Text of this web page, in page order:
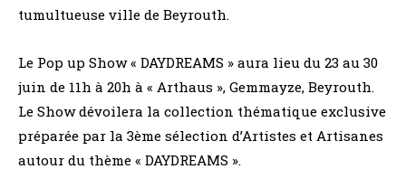
tumultueuse ville de Beyrouth.
Le Pop up Show « DAYDREAMS » aura lieu du 23 au 30
juin de 11h à 20h à « Arthaus », Gemmayze, Beyrouth.
Le Show dévoilera la collection thématique exclusive
préparée par la 3ème sélection d’Artistes et Artisanes
autour du thème « DAYDREAMS ».